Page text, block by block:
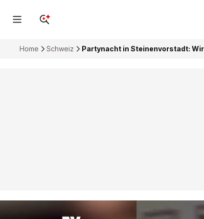
Home Schweiz Partynacht in Steinenvorstadt: